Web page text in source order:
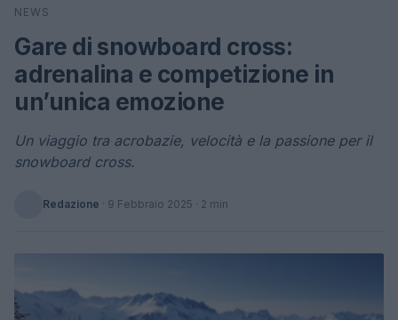
Cerca
NEWS
Gare di snowboard cross:
adrenalina e competizione in
un’unica emozione
Un viaggio tra acrobazie, velocità e la passione per il
snowboard cross.
Redazione · 9 Febbraio 2025 · 2 min